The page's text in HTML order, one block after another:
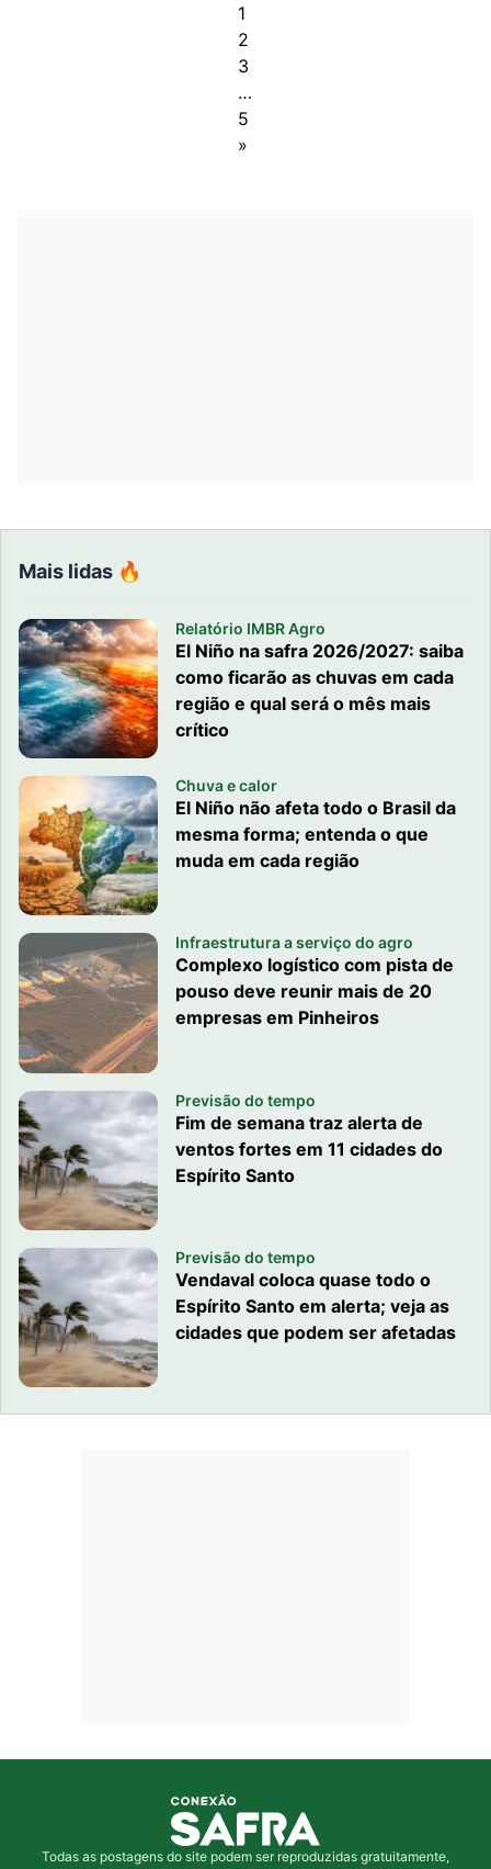
1
2
3
…
5
»
Mais lidas 🔥
Relatório IMBR Agro
El Niño na safra 2026/2027: saiba
como ficarão as chuvas em cada
região e qual será o mês mais
crítico
Chuva e calor
El Niño não afeta todo o Brasil da
mesma forma; entenda o que
muda em cada região
Infraestrutura a serviço do agro
Complexo logístico com pista de
pouso deve reunir mais de 20
empresas em Pinheiros
Previsão do tempo
Fim de semana traz alerta de
ventos fortes em 11 cidades do
Espírito Santo
Previsão do tempo
Vendaval coloca quase todo o
Espírito Santo em alerta; veja as
cidades que podem ser afetadas
Todas as postagens do site podem ser reproduzidas gratuitamente,